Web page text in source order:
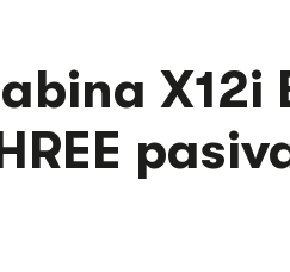
X12i